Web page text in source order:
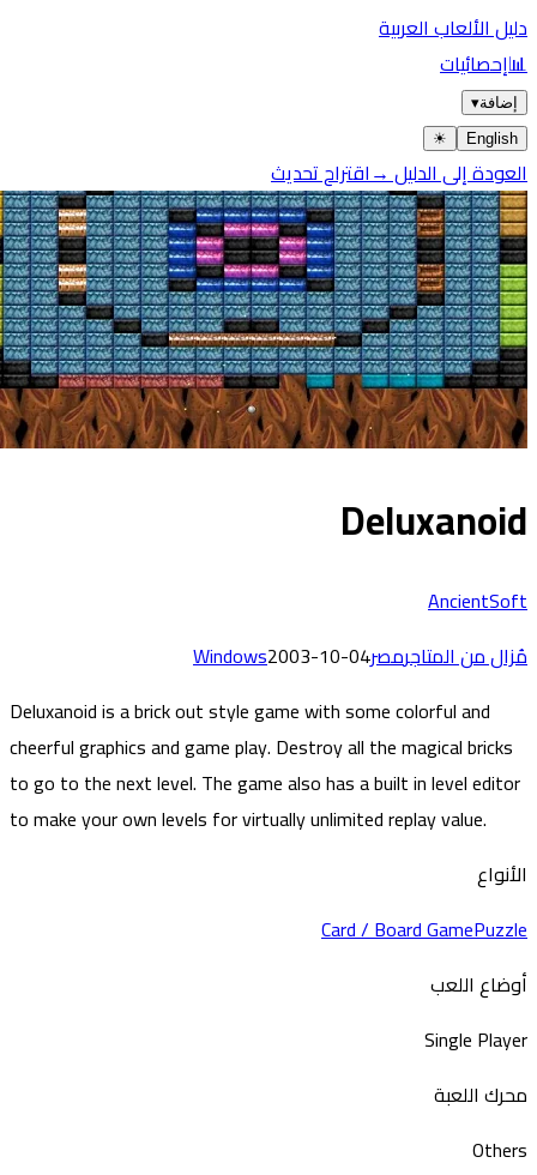
الألعاب العربية
إحصائيات
▾
☀︎
إلى الدليل →اقتراح تحديث
من المتاجرمصر Windows2003-10-04
Deluxanoid is a brick out style game with some colorful and
cheerful graphics and game play. Destroy all the magical bricks
to go to the next level. The game also has a built in level
to make your own levels for virtually unlimited replay value.
Card / Board Game
اللعب
Single
اللعبة